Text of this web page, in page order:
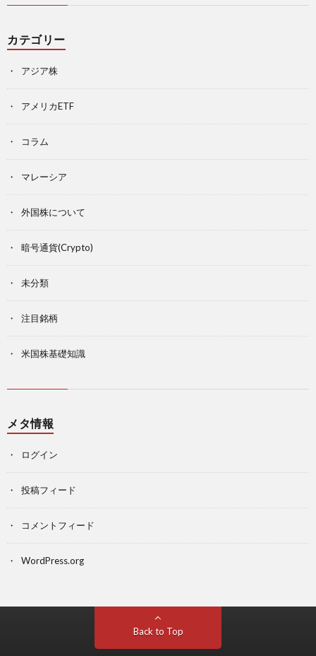
カテゴリー
アジア株
アメリカETF
コラム
マレーシア
外国株について
暗号通貨(Crypto)
未分類
注目銘柄
米国株基礎知識
メタ情報
ログイン
投稿フィード
コメントフィード
WordPress.org
Back to Top